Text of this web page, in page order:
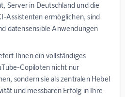
Server in Deutschland und die
Assistenten ermöglichen, sind
datensensible Anwendungen
Ihnen ein vollständiges
Copiloten nicht nur
sondern sie als zentralen Hebel
und messbaren Erfolg in Ihre